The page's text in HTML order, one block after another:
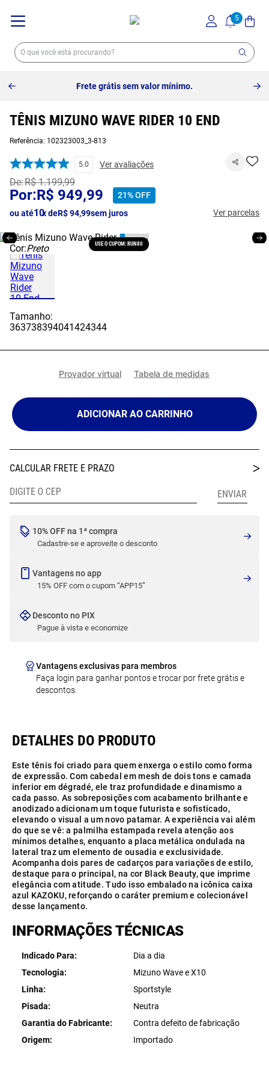
Frete grátis sem valor mínimo.
TÊNIS MIZUNO WAVE RIDER 10 END
Referência: 102323003_3-813
5.0 Ver avaliações
R$ 1.199,99
R$ 949,99 21%OFF
ou até10x deR$94,99sem juros Ver parcelas
USE O CUPOM: RUN80
Cor:Preto
Tamanho:
363738394041424344
Provador virtual Tabela de medidas
ADICIONAR AO CARRINHO
10% OFF na 1ª compra
Cadastre-se e aproveite o desconto
Vantagens no app
15% OFF com o cupom “APP15”
Desconto no PIX
Pague à vista e economize
Vantagens exclusivas para membros
Faça login para ganhar pontos e trocar por frete grátis e
descontos.
Este tênis foi criado para quem enxerga o estilo como forma
de expressão. Com cabedal em mesh de dois tons e camada
inferior em dégradé, ele traz profundidade e dinamismo a
cada passo. As sobreposições com acabamento brilhante e
anodizado adicionam um toque futurista e sofisticado,
elevando o visual a um novo patamar. A experiência vai além
do que se vê: a palmilha estampada revela atenção aos
mínimos detalhes, enquanto a placa metálica ondulada na
lateral traz um elemento de ousadia e exclusividade.
Acompanha dois pares de cadarços para variações de estilo,
destaque para o principal, na cor Black Beauty, que imprime
elegância com atitude. Tudo isso embalado na icônica caixa
azul KAZOKU, reforçando o caráter premium e colecionável
desse lançamento.
INFORMAÇÕES TÉCNICAS
Indicado Para
Dia a dia
Tecnologia
Mizuno Wave e X10
Linha
Sportstyle
Pisada
Neutra
Garantia do Fabricante
Contra defeito de fabricação
Origem
Importado